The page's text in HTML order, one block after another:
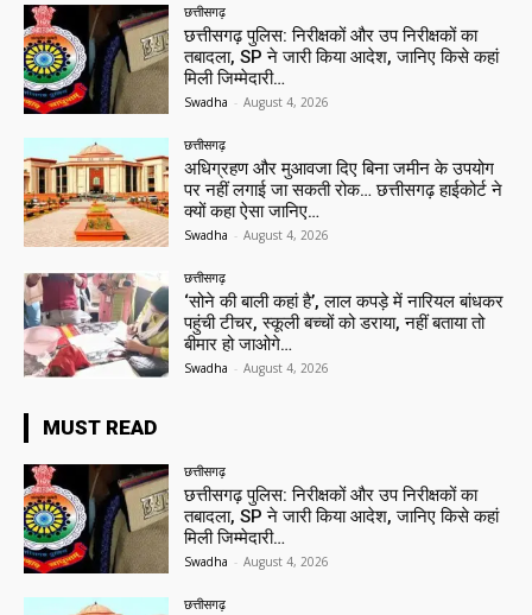
छत्तीसगढ़
छत्तीसगढ़ पुलिस: निरीक्षकों और उप निरीक्षकों का
तबादला, SP ने जारी किया आदेश, जानिए किसे कहां
मिली जिम्मेदारी…
Swadha - August 4, 2026
छत्तीसगढ़
अधिग्रहण और मुआवजा दिए बिना जमीन के उपयोग
पर नहीं लगाई जा सकती रोक… छत्तीसगढ़ हाईकोर्ट ने
क्यों कहा ऐसा जानिए…
Swadha - August 4, 2026
छत्तीसगढ़
‘सोने की बाली कहां है’, लाल कपड़े में नारियल बांधकर
पहुंची टीचर, स्कूली बच्चों को डराया, नहीं बताया तो
बीमार हो जाओगे…
Swadha - August 4, 2026
MUST READ
छत्तीसगढ़
छत्तीसगढ़ पुलिस: निरीक्षकों और उप निरीक्षकों का
तबादला, SP ने जारी किया आदेश, जानिए किसे कहां
मिली जिम्मेदारी…
Swadha - August 4, 2026
छत्तीसगढ़